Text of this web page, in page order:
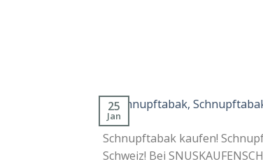
25
Jan
Schnupftabak kaufen!
Schweiz! Bei